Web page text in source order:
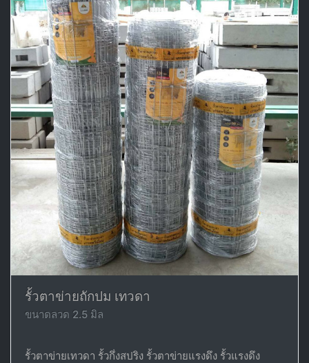
รั้วตาข่ายถักปม เทวดา
ขนาดลวด 2.5 มิล
รั้วตาข่ายเทวดา รั้วกึ่งสปริง รั้วตาข่ายแรงดึง รั้วแรงดึง